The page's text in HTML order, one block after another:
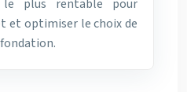
le plus rentable pour
et optimiser le choix de